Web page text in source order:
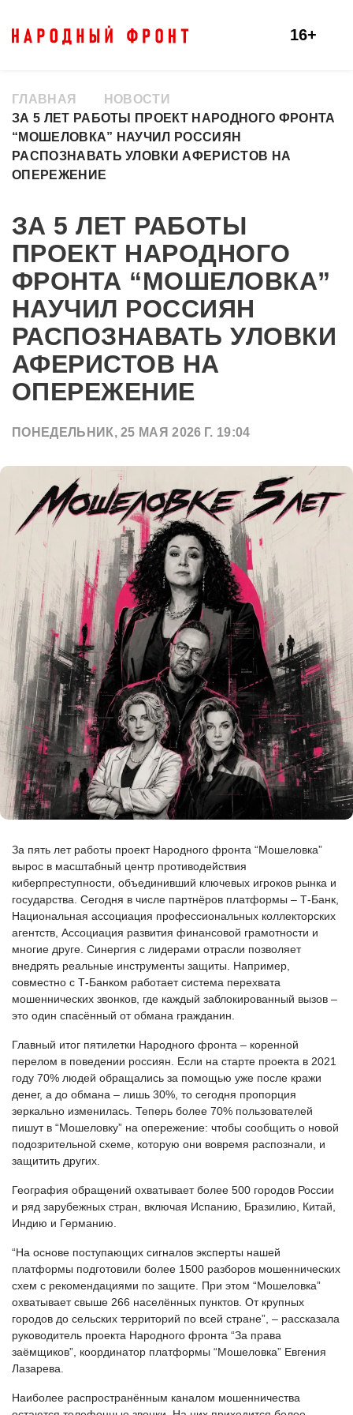
16+
ГЛАВНАЯ
НОВОСТИ
ЗА 5 ЛЕТ РАБОТЫ ПРОЕКТ НАРОДНОГО ФРОНТА
“МОШЕЛОВКА” НАУЧИЛ РОССИЯН
РАСПОЗНАВАТЬ УЛОВКИ АФЕРИСТОВ НА
ОПЕРЕЖЕНИЕ
ЗА 5 ЛЕТ РАБОТЫ
ПРОЕКТ НАРОДНОГО
ФРОНТА “МОШЕЛОВКА”
НАУЧИЛ РОССИЯН
РАСПОЗНАВАТЬ УЛОВКИ
АФЕРИСТОВ НА
ОПЕРЕЖЕНИЕ
ПОНЕДЕЛЬНИК, 25 МАЯ 2026 Г. 19:04
За пять лет работы проект Народного фронта “Мошеловка”
вырос в масштабный центр противодействия
киберпреступности, объединивший ключевых игроков рынка и
государства. Сегодня в числе партнёров платформы – Т-Банк,
Национальная ассоциация профессиональных коллекторских
агентств, Ассоциация развития финансовой грамотности и
многие друге. Синергия с лидерами отрасли позволяет
внедрять реальные инструменты защиты. Например,
совместно с Т-Банком работает система перехвата
мошеннических звонков, где каждый заблокированный вызов –
это один спасённый от обмана гражданин.
Главный итог пятилетки Народного фронта – коренной
перелом в поведении россиян. Если на старте проекта в 2021
году 70% людей обращались за помощью уже после кражи
денег, а до обмана – лишь 30%, то сегодня пропорция
зеркально изменилась. Теперь более 70% пользователей
пишут в “Мошеловку” на опережение: чтобы сообщить о новой
подозрительной схеме, которую они вовремя распознали, и
защитить других.
География обращений охватывает более 500 городов России
и ряд зарубежных стран, включая Испанию, Бразилию, Китай,
Индию и Германию.
“На основе поступающих сигналов эксперты нашей
платформы подготовили более 1500 разборов мошеннических
схем с рекомендациями по защите. При этом “Мошеловка”
охватывает свыше 266 населённых пунктов. От крупных
городов до сельских территорий по всей стране”, – рассказала
руководитель проекта Народного фронта “За права
заёмщиков”, координатор платформы “Мошеловка” Евгения
Лазарева.
Наиболее распространённым каналом мошенничества